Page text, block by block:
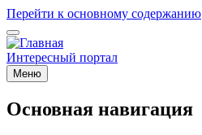
Перейти к основному содержанию
Интересный портал
Меню
Основная навигация